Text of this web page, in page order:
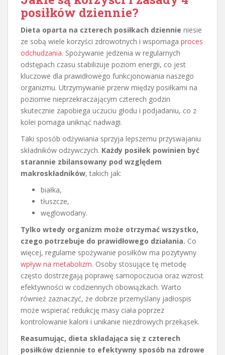
posiłków dziennie?
Dieta oparta na czterech posiłkach dziennie niesie
ze sobą wiele korzyści zdrowotnych i wspomaga proces
odchudzania. Spożywanie jedzenia w regularnych
odstępach czasu stabilizuje poziom energii, co jest
kluczowe dla prawidłowego funkcjonowania naszego
organizmu. Utrzymywanie przerw między posiłkami na
poziomie nieprzekraczającym czterech godzin
skutecznie zapobiega uczuciu głodu i podjadaniu, co z
kolei pomaga uniknąć nadwagi.
Taki sposób odżywiania sprzyja lepszemu przyswajaniu
składników odżywczych. Każdy posiłek powinien być
starannie zbilansowany pod względem
makroskładników, takich jak:
białka,
tłuszcze,
węglowodany.
Tylko wtedy organizm może otrzymać wszystko,
czego potrzebuje do prawidłowego działania. Co
więcej, regularne spożywanie posiłków ma pozytywny
wpływ na metabolizm. Osoby stosujące tę metodę
często dostrzegają poprawę samopoczucia oraz wzrost
efektywności w codziennych obowiązkach. Warto
również zaznaczyć, że dobrze przemyślany jadłospis
może wspierać redukcję masy ciała poprzez
kontrolowanie kalorii i unikanie niezdrowych przekąsek.
Reasumując, dieta składająca się z czterech
posiłków dziennie to efektywny sposób na zdrowe